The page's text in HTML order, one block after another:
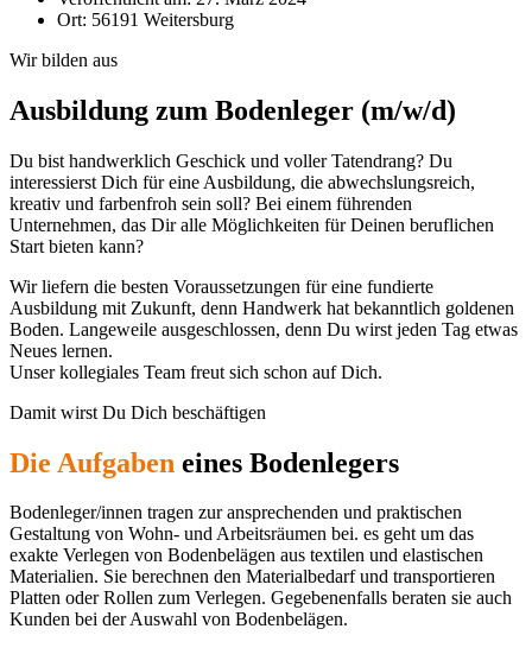
Ort: 56191 Weitersburg
Wir bilden aus
Ausbildung zum Bodenleger (m/w/d)
Du bist handwerklich Geschick und voller Tatendrang? Du
interessierst Dich für eine Ausbildung, die abwechslungsreich,
kreativ und farbenfroh sein soll? Bei einem führenden
Unternehmen, das Dir alle Möglichkeiten für Deinen beruflichen
Start bieten kann?
Wir liefern die besten Voraussetzungen für eine fundierte
Ausbildung mit Zukunft, denn Handwerk hat bekanntlich goldenen
Boden. Langeweile ausgeschlossen, denn Du wirst jeden Tag etwas
Neues lernen.
Unser kollegiales Team freut sich schon auf Dich.
Damit wirst Du Dich beschäftigen
Die Aufgaben eines Bodenlegers
Bodenleger/innen tragen zur ansprechenden und praktischen
Gestaltung von Wohn- und Arbeitsräumen bei. es geht um das
exakte Verlegen von Bodenbelägen aus textilen und elastischen
Materialien. Sie berechnen den Materialbedarf und transportieren
Platten oder Rollen zum Verlegen. Gegebenenfalls beraten sie auch
Kunden bei der Auswahl von Bodenbelägen.